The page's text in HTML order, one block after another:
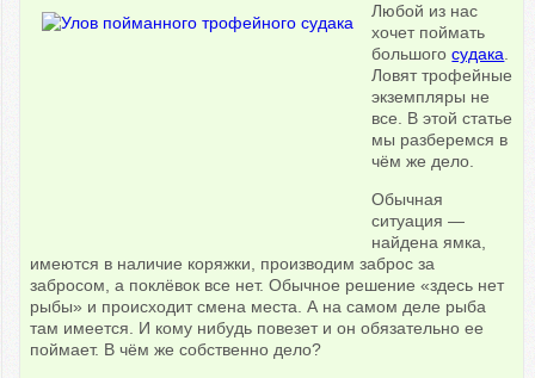
Любой из нас
хочет поймать
большогосудака.
Ловят трофейные
экземпляры не
все. В этой статье
мы разберемся в
чём же дело.
Обычная
ситуация —
найдена ямка,
имеются в наличие коряжки, производим заброс за
забросом, а поклёвок все нет. Обычное решение «здесь нет
рыбы» и происходит смена места. А на самом деле рыба
там имеется. И кому нибудь повезет и он обязательно ее
поймает. В чём же собственно дело?